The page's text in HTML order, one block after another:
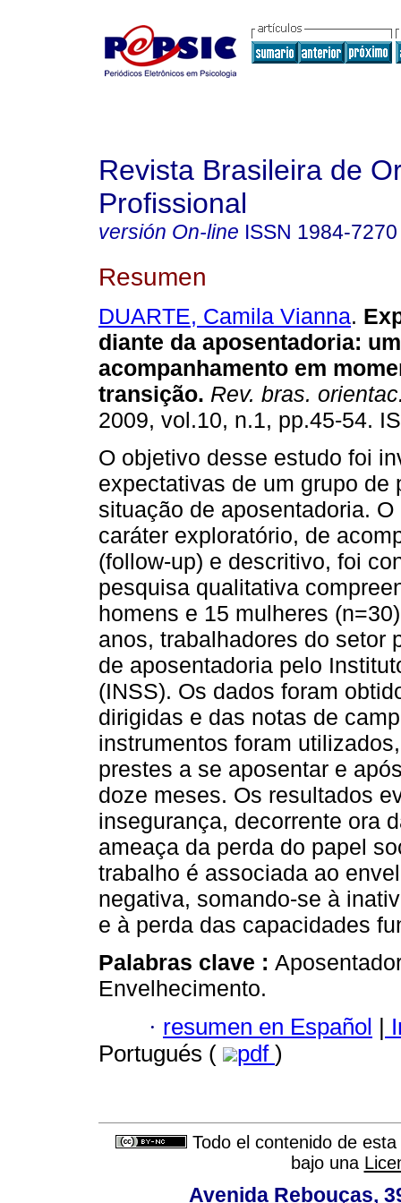
Revista Brasileira de
Profissional
versión On-line ISSN 1984-7270
Resumen
DUARTE, Camila Vianna.
diante da aposentadoria:
acompanhamento em
transição. Rev. bras.
2009, vol.10, n.1, pp.45-54.
O objetivo desse estudo foi
expectativas de um grupo de
situação de aposentadoria. O
caráter exploratório, de
(follow-up) e descritivo, foi
pesquisa qualitativa
homens e 15 mulheres
anos, trabalhadores do setor
de aposentadoria pelo
(INSS). Os dados foram
dirigidas e das notas de
instrumentos foram
prestes a se aposentar e
doze meses. Os resultados
insegurança, decorrente ora
ameaça da perda do papel
trabalho é associada ao
negativa, somando-se à
e à perda das capacidades
Palabras clave :
Envelhecimento.
· resumen en Español |
Portugués (
pdf )
Todo el contenido de
bajo una
Avenida Rebouças,